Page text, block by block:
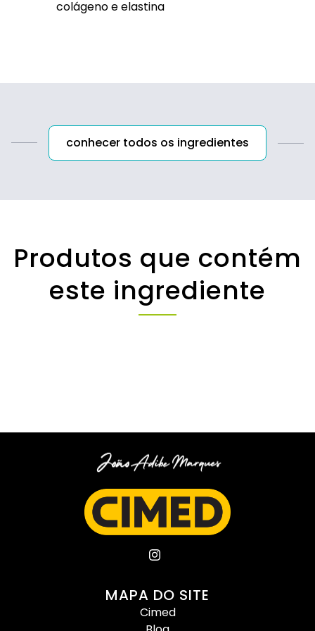
colágeno e elastina
conhecer todos os ingredientes
Produtos que contém
este ingrediente
MAPA DO SITE
Cimed